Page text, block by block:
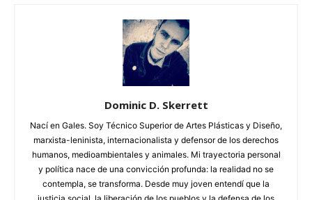
Dominic D. Skerrett
Nací en Gales. Soy Técnico Superior de Artes Plásticas y Diseño,
marxista-leninista, internacionalista y defensor de los derechos
humanos, medioambientales y animales. Mi trayectoria personal
y política nace de una convicción profunda: la realidad no se
contempla, se transforma. Desde muy joven entendí que la